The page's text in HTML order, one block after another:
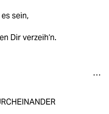
sein,
Dir verzeih‘n.